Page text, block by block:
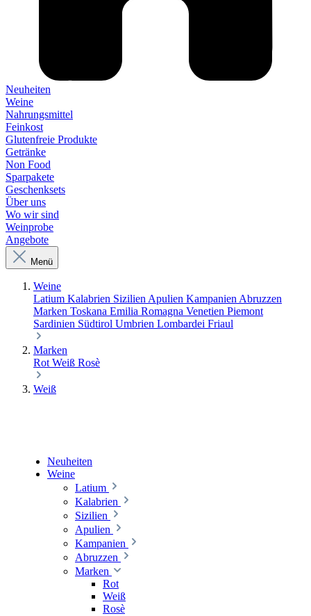
Neuheiten
Weine
Nahrungsmittel
Feinkost
Glutenfreie Produkte
Getränke
Non Food
Sparpakete
Geschenksets
Über uns
Wo wir sind
Weinprobe
Angebote
Menü
Weine
Latium Kalabrien Sizilien Apulien Kampanien Abruzzen
Marken Toskana Emilia Romagna Venetien Piemont
Sardinien Südtirol Umbrien Lombardei Friaul
Marken
Rot Weiß Rosè
Weiß
Neuheiten
Weine
Latium
Kalabrien
Sizilien
Apulien
Kampanien
Abruzzen
Marken
Rot
Weiß
Rosè